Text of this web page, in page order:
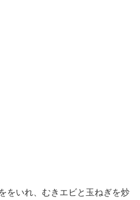
をいれ、むきエビと玉ねぎを炒